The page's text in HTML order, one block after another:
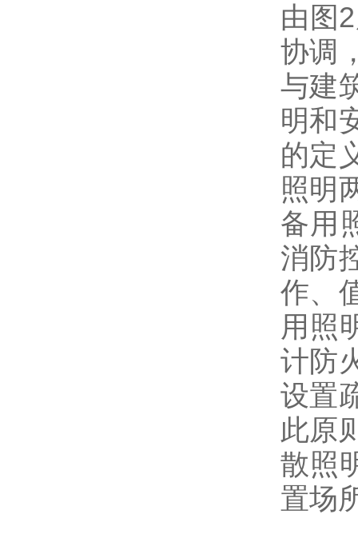
由图
协调
与建
明和
的定
照明
备用
消防
作、
用照
计防
设置
此原
散照
置场